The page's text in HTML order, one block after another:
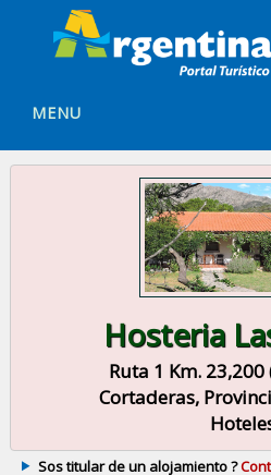
MENU
Hosteria
Ruta 1 Km.
Cortaderas,
Sos titular de un alojamiento ?